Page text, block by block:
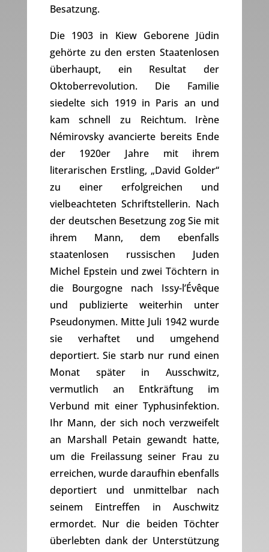
Besatzung.
Die 1903 in Kiew Geborene Jüdin
gehörte zu den ersten Staatenlosen
überhaupt, ein Resultat der
Oktoberrevolution. Die Familie
siedelte sich 1919 in Paris an und
kam schnell zu Reichtum. Irène
Némirovsky avancierte bereits Ende
der 1920er Jahre mit ihrem
literarischen Erstling, „David Golder“
zu einer erfolgreichen und
vielbeachteten Schriftstellerin. Nach
der deutschen Besetzung zog Sie mit
ihrem Mann, dem ebenfalls
staatenlosen russischen Juden
Michel Epstein und zwei Töchtern in
die Bourgogne nach Issy-l’Évêque
und publizierte weiterhin unter
Pseudonymen. Mitte Juli 1942 wurde
sie verhaftet und umgehend
deportiert. Sie starb nur rund einen
Monat später in Ausschwitz,
vermutlich an Entkräftung im
Verbund mit einer Typhusinfektion.
Ihr Mann, der sich noch verzweifelt
an Marshall Petain gewandt hatte,
um die Freilassung seiner Frau zu
erreichen, wurde daraufhin ebenfalls
deportiert und unmittelbar nach
seinem Eintreffen in Auschwitz
ermordet. Nur die beiden Töchter
überlebten dank der Unterstützung